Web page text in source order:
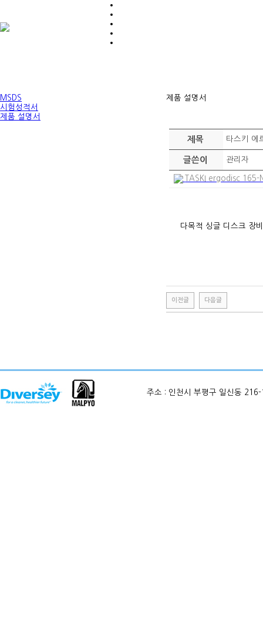
MSDS
시험성적서
제품 설명서
제품 설명서
제목 타스키 에
글쓴이 관리자
TASKI ergodisc
다목적 싱글 디스크 장
이전글 다음글
주소 : 인천시 부평구 일신동